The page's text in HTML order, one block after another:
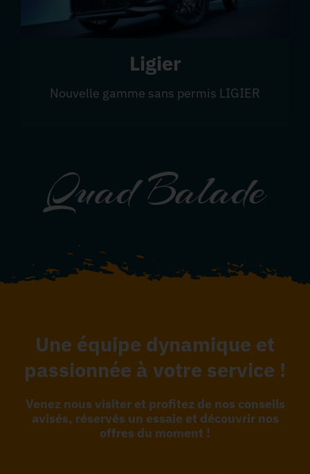
Ligier
Nouvelle gamme sans permis LIGIER
Quad Balade
Une équipe dynamique et
passionnée à votre service !
Venez nous visiter et profitez de nos conseils
avisés, réservés un essaie et découvrir nos
offres du moment !